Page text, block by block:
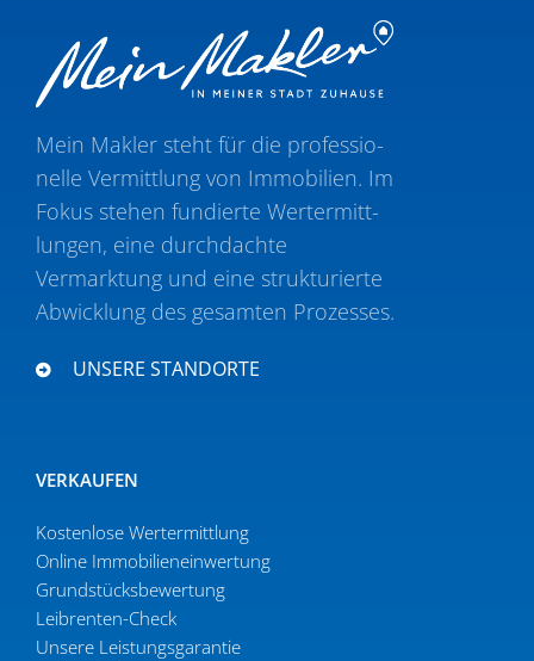
Mein Makler steht für die profes­sio­
nelle Vermittlung von Immobilien. Im
Fokus stehen fundierte Wertermitt­
lungen, eine durch­dachte
Vermarktung und eine struk­tu­rierte
Abwicklung des gesamten Prozesses.
UNSERE STANDORTE
VERKAUFEN
Kostenlose Wertermittlung
Online Immobi­li­en­ein­wertung
Grund­stücks­be­wertung
Leibrenten-Check
Unsere Leistungsgarantie